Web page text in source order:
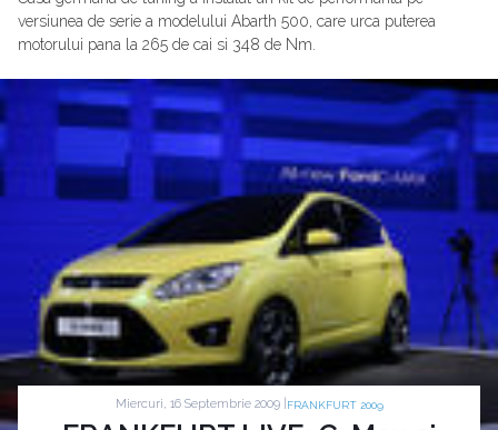
versiunea de serie a modelului Abarth 500, care urca puterea
motorului pana la 265 de cai si 348 de Nm.
Miercuri, 16 Septembrie 2009 | FRANKFURT 2009